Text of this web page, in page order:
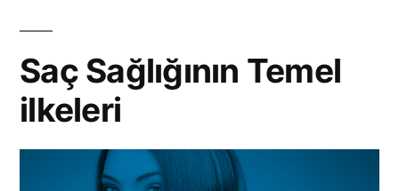
Saç Sağlığının Temel
ilkeleri